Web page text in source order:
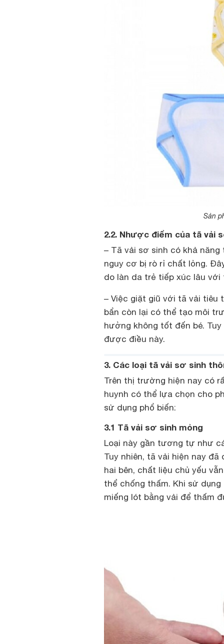
Sản
2.2. Nhược điểm của tã vải
– Tã vải sơ sinh có khả
nguy cơ bị rò rỉ chất lỏng.
do làn da trẻ tiếp xúc lâu
– Việc giặt giũ với tã vải tiêu
bẩn còn lại có thể tạo môi
hưởng không tốt đến bé.
được điều này.
3. Các loại tã vải sơ sinh
Trên thị trường hiện nay có
huynh có thể lựa chọn cho
sử dụng phổ biến:
3.1 Tã vải sơ sinh mỏng
Loại này gần tương tự như
Tuy nhiên, tã vải hiện nay
hai bên, chất liệu chủ yếu
thể chống thấm. Khi sử
miếng lót bằng vải để thấm